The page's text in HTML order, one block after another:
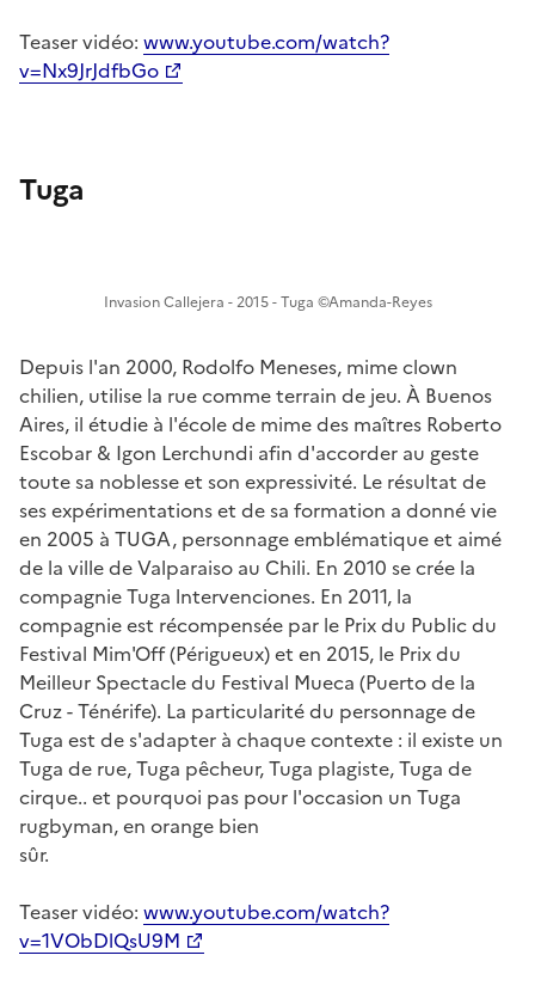
Teaser vidéo: www.youtube.com/watch?
v=Nx9JrJdfbGo
Tuga
Invasion Callejera - 2015 - Tuga ©Amanda-Reyes
Depuis l'an 2000, Rodolfo Meneses, mime clown
chilien, utilise la rue comme terrain de jeu. À Buenos
Aires, il étudie à l'école de mime des maîtres Roberto
Escobar & Igon Lerchundi afin d'accorder au geste
toute sa noblesse et son expressivité. Le résultat de
ses expérimentations et de sa formation a donné vie
en 2005 à TUGA, personnage emblématique et aimé
de la ville de Valparaiso au Chili. En 2010 se crée la
compagnie Tuga lntervenciones. En 2011, la
compagnie est récompensée par le Prix du Public du
Festival Mim'Off (Périgueux) et en 2015, le Prix du
Meilleur Spectacle du Festival Mueca (Puerto de la
Cruz - Ténérife). La particularité du personnage de
Tuga est de s'adapter à chaque contexte : il existe un
Tuga de rue, Tuga pêcheur, Tuga plagiste, Tuga de
cirque.. et pourquoi pas pour l'occasion un Tuga
rugbyman, en orange bien
sûr.
Teaser vidéo: www.youtube.com/watch?
v=1VObDlQsU9M